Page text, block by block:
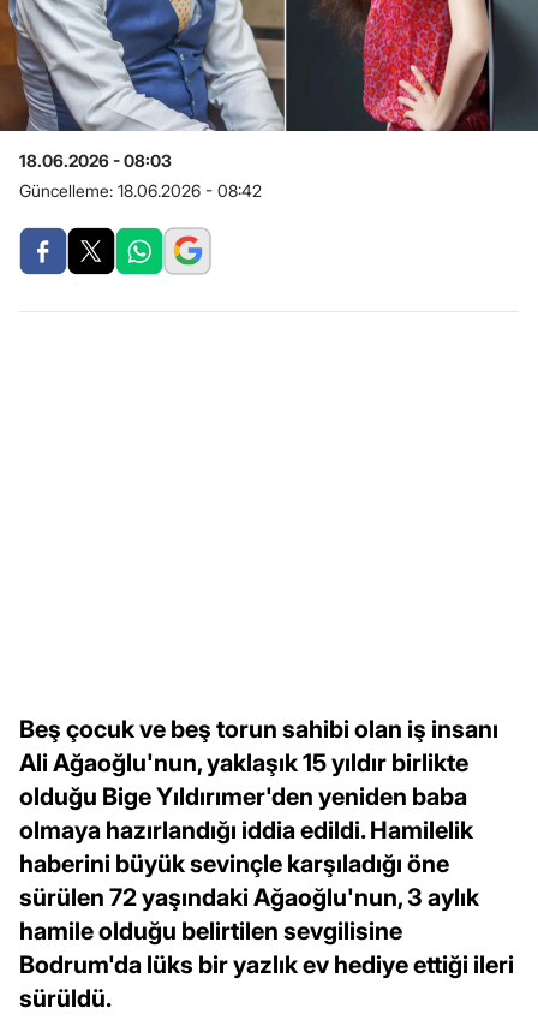
18.06.2026 - 08:03
Güncelleme: 18.06.2026 - 08:42
Beş çocuk ve beş torun sahibi olan iş insanı
Ali Ağaoğlu'nun, yaklaşık 15 yıldır birlikte
olduğu Bige Yıldırımer'den yeniden baba
olmaya hazırlandığı iddia edildi. Hamilelik
haberini büyük sevinçle karşıladığı öne
sürülen 72 yaşındaki Ağaoğlu'nun, 3 aylık
hamile olduğu belirtilen sevgilisine
Bodrum'da lüks bir yazlık ev hediye ettiği ileri
sürüldü.